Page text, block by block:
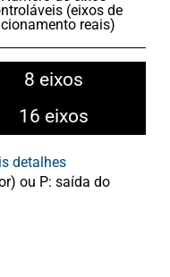
​​(eixos de
reais)
8 eixos
16 eixos
detalhes
ou P: saída do